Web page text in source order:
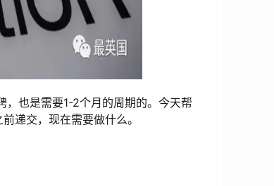
，也是需要1-2个月的周期的。今天帮
递交，现在需要做什么。